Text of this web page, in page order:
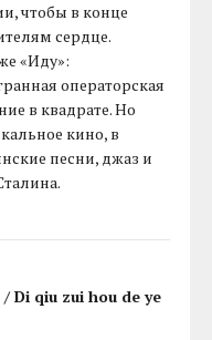
чтобы в конце
сердце.
«Иду»:
операторская
в квадрате. Но
кино, в
песни, джаз и
Di qiu zui hou de ye